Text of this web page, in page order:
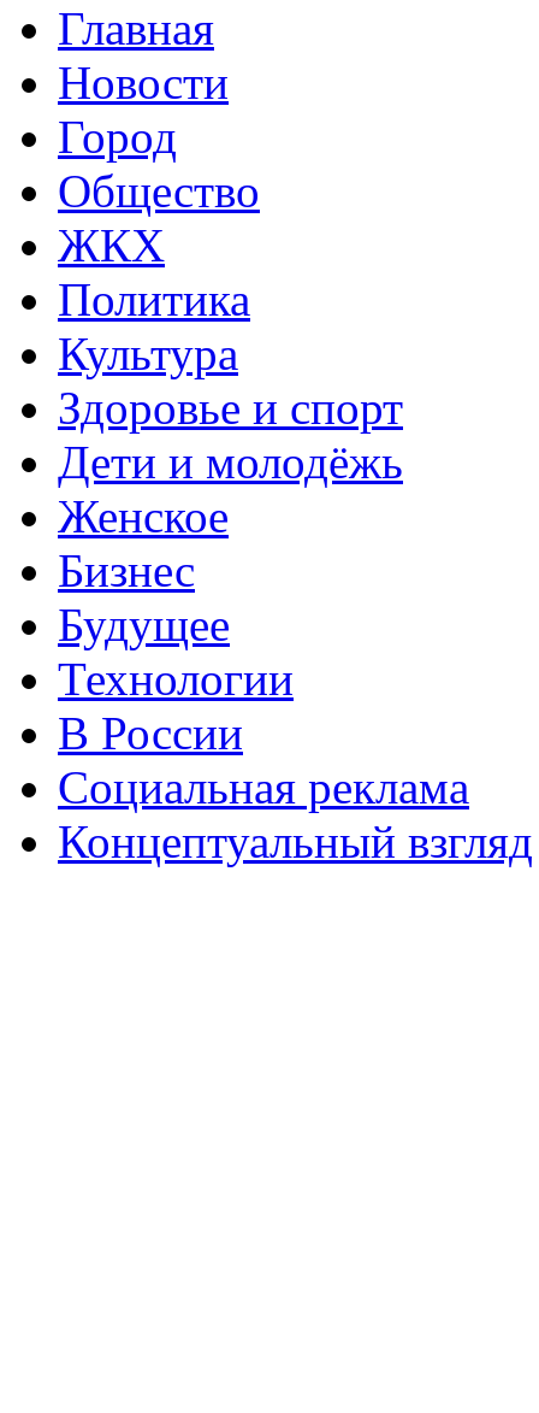
Главная
Новости
Город
Общество
ЖКХ
Политика
Культура
Здоровье и спорт
Дети и молодёжь
Женское
Бизнес
Будущее
Технологии
В России
Социальная реклама
Концептуальный взгляд